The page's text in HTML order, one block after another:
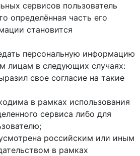
сервисов пользователь
определённая часть его
становится
персональную информацию
лицам в следующих случаях:
свое согласие на такие
в рамках использования
сервиса либо для
российским или иным
в рамках